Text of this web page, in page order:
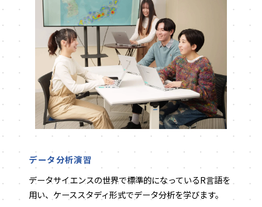
データ分析演習
データサイエンスの世界で標準的になっているR言語を
用い、ケーススタディ形式でデータ分析を学びます。